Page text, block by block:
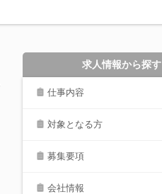
求人情報から探す
仕事内容
対象となる方
募集要項
会社情報